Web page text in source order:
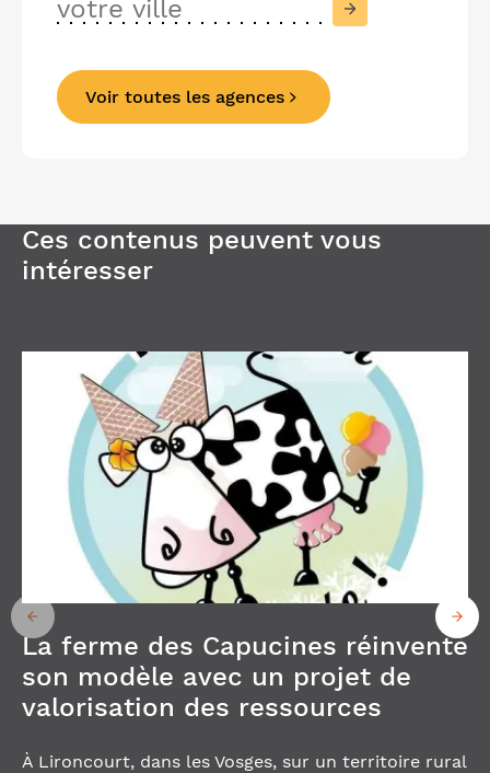
PrécédentSuivant
Voir toutes les agences
Ces contenus peuvent vous
intéresser
La ferme des Capucines réinvente
son modèle avec un projet de
valorisation des ressources
À Lironcourt, dans les Vosges, sur un territoire rural